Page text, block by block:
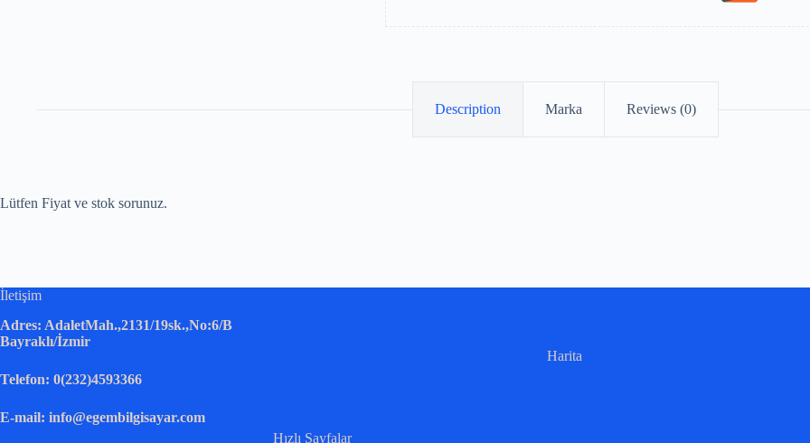
Description Marka Reviews (0)
Lütfen Fiyat ve stok sorunuz.
İletişim
Adres: AdaletMah.,2131/19sk.,No:6/B
Bayraklı/İzmir
Telefon: 0(232)4593366
E-mail: info@egembilgisayar.com
Hızlı Sayfalar
Harita